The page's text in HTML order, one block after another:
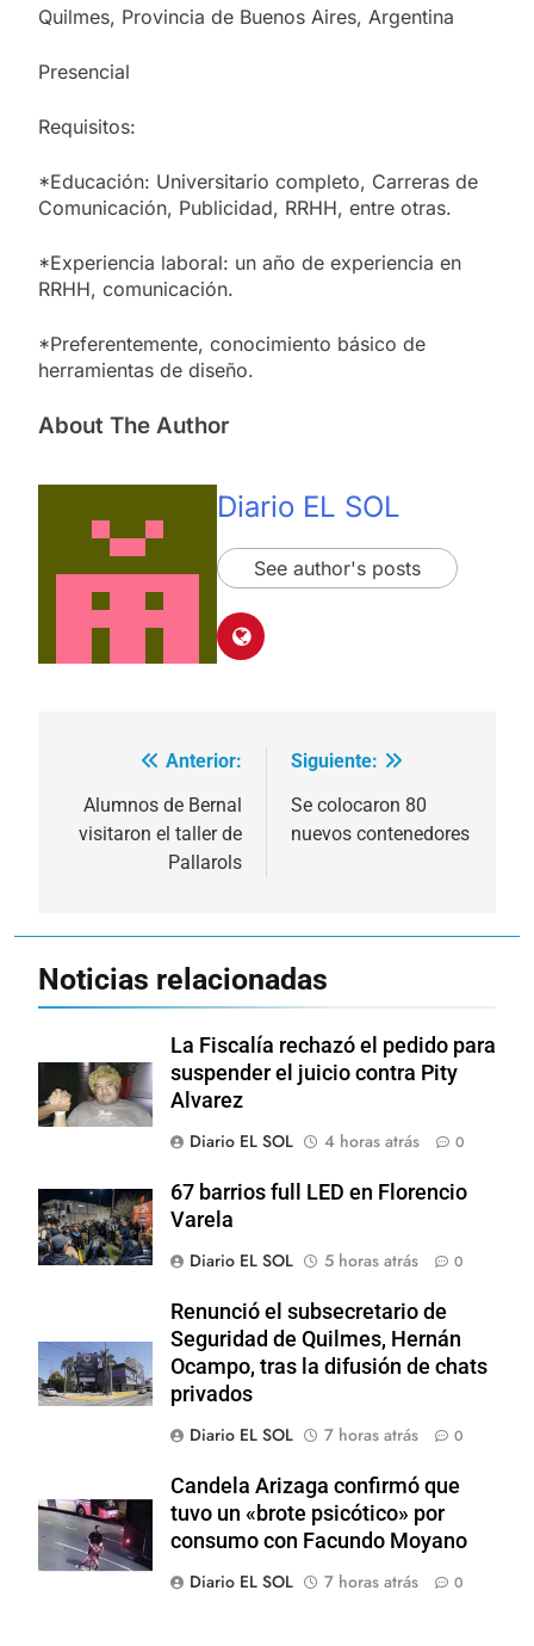
Quilmes, Provincia de Buenos Aires, Argentina
Presencial
Requisitos:
*Educación: Universitario completo, Carreras de
Comunicación, Publicidad, RRHH, entre otras.
*Experiencia laboral: un año de experiencia en
RRHH, comunicación.
*Preferentemente, conocimiento básico de
herramientas de diseño.
About The Author
Diario EL SOL
See author's posts
Navegación
de
entradas
Anterior:
Alumnos de Bernal
visitaron el taller de
Pallarols
Siguiente:
Se colocaron 80
nuevos contenedores
Noticias relacionadas
La Fiscalía rechazó el pedido para
suspender el juicio contra Pity
Alvarez
Diario EL SOL
4 horas atrás 0
67 barrios full LED en Florencio
Varela
Diario EL SOL
5 horas atrás 0
Renunció el subsecretario de
Seguridad de Quilmes, Hernán
Ocampo, tras la difusión de chats
privados
Diario EL SOL
7 horas atrás 0
Candela Arizaga confirmó que
tuvo un «brote psicótico» por
consumo con Facundo Moyano
Diario EL SOL
7 horas atrás 0